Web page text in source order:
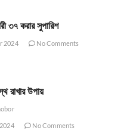
৩৭ করার সুপারিশ
2024 No Comments
রাখার উপায়
No Comments